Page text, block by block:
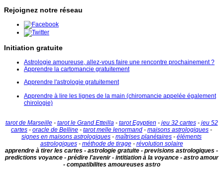
Rejoignez notre réseau
Initiation gratuite
Astrologie amoureuse, allez-vous faire une rencontre prochainement ?
Apprendre la cartomancie gratuitement
Apprendre l'astrologie gratuitement
Apprendre à lire les lignes de la main (chiromancie appelée également
chirologie)
tarot de Marseille- tarot le Grand Etteilla- tarot Egyptien - jeu 32 cartes- jeu 52
cartes - oracle de Belline - tarot melle lenormand - maisons astrologiques -
signes en maisons astrologiques - maîtrises planétaires - éléments
astrologiques- méthode de tirage- révolution solaire
apprendre à tirer les cartes - astrologie gratuite - previsions astrologiques -
predictions voyance - prédire l'avenir - intitiation à la voyance - astro amour
- compatibilites amoureuses astro